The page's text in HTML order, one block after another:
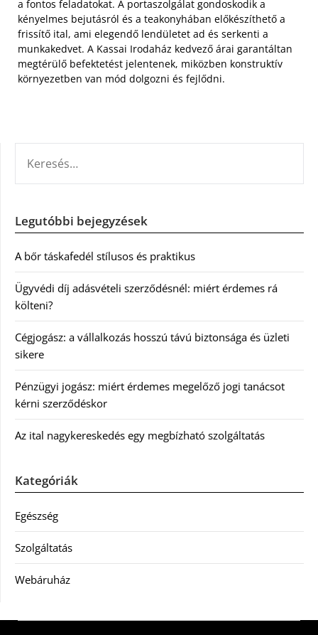
a fontos feladatokat. A portaszolgálat gondoskodik a
kényelmes bejutásról és a teakonyhában előkészíthető a
frissítő ital, ami elegendő lendületet ad és serkenti a
munkakedvet. A Kassai Irodaház kedvező árai garantáltan
megtérülő befektetést jelentenek, miközben konstruktív
környezetben van mód dolgozni és fejlődni.
Legutóbbi bejegyzések
A bőr táskafedél stílusos és praktikus
Ügyvédi díj adásvételi szerződésnél: miért érdemes rá
költeni?
Cégjogász: a vállalkozás hosszú távú biztonsága és üzleti
sikere
Pénzügyi jogász: miért érdemes megelőző jogi tanácsot
kérni szerződéskor
Az ital nagykereskedés egy megbízható szolgáltatás
Kategóriák
Egészség
Szolgáltatás
Webáruház